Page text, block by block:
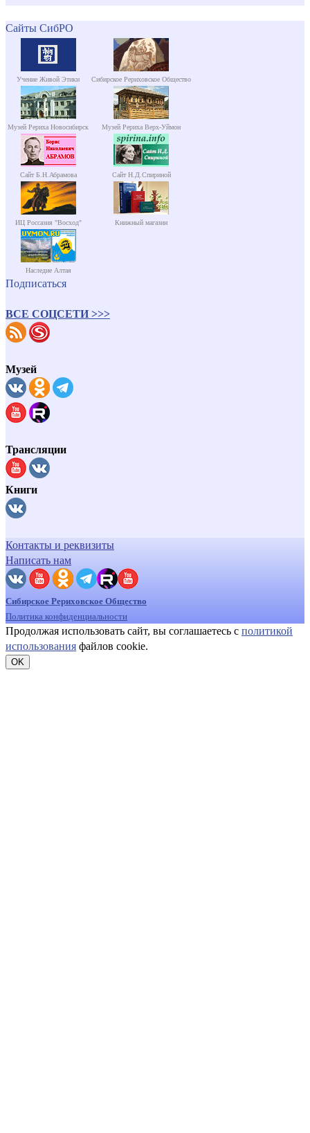
Сайты СибРО
Учение Живой Этики Сибирское Рериховское Общество
Музей Рериха Новосибирск Музей Рериха Верх-Уймон
Сайт Б.Н.Абрамова Сайт Н.Д.Спириной
ИЦ Россазия "Восход" Книжный магазин
Наследие Алтая
Подписаться
ВСЕ СОЦСЕТИ >>>
Музей
Трансляции
Книги
Контакты и реквизиты
Написать нам
Сибирское Рериховское Общество
Политика конфиденциальности
Продолжая использовать сайт, вы соглашаетесь с политикой
использования файлов cookie.
OK